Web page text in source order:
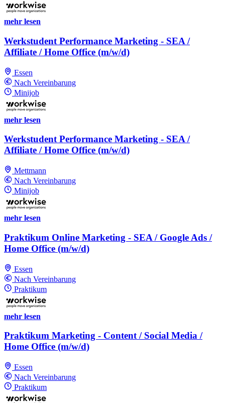
mehr lesen
Werkstudent Performance Marketing - SEA /
Affiliate / Home Office (m/w/d)
Essen
Nach Vereinbarung
Minijob
mehr lesen
Werkstudent Performance Marketing - SEA /
Affiliate / Home Office (m/w/d)
Mettmann
Nach Vereinbarung
Minijob
mehr lesen
Praktikum Online Marketing - SEA / Google Ads /
Home Office (m/w/d)
Essen
Nach Vereinbarung
Praktikum
mehr lesen
Praktikum Marketing - Content / Social Media /
Home Office (m/w/d)
Essen
Nach Vereinbarung
Praktikum